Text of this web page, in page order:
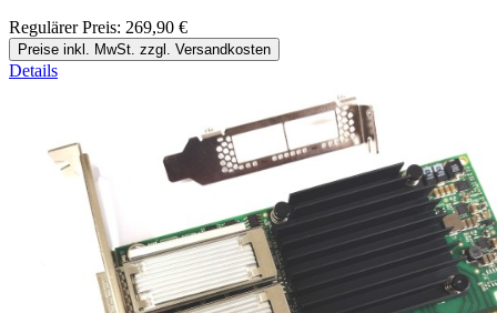
Regulärer Preis: 269,90 €
Preise inkl. MwSt. zzgl. Versandkosten
Details